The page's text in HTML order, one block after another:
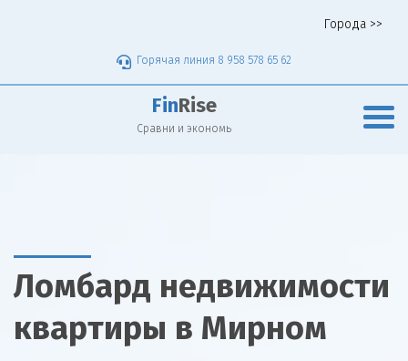
Города >>
Горячая линия 8 958 578 65 62
Fin Rise
Сравни и экономь
Ломбард недвижимости
квартиры в Мирном